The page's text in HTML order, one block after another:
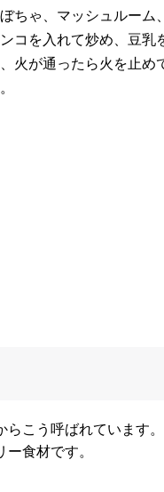
ちゃ、マッシュルーム
コを入れて炒め、豆乳
火が通ったら火を止め
こう呼ばれています。
食材です。